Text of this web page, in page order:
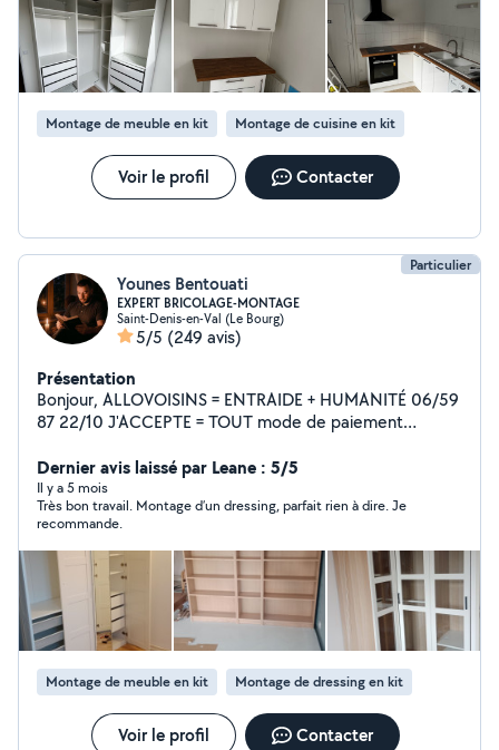
Montage de meuble en kit Montage de cuisine en kit
Voir le profil Contacter
Particulier
Younes Bentouati
EXPERT BRICOLAGE-MONTAGE
Saint-Denis-en-Val (Le Bourg)
5/5 (249 avis)
Présentation
Bonjour, ALLOVOISINS = ENTRAIDE + HUMANITÉ 06/59
87 22/10 J'ACCEPTE = TOUT mode de paiement
RAPIDE**TRAVAIL SOIGNÉ**MATÉRIEL PRO**CHANTIER
NETTOYÉ APRÈS INTERVENTION Je propose : *
monter/démonter tout sorte de meuble, * pose tout
type de carrelage, pavé,dalle (intérieur/extérieur) *
réaliser/installer et fixer placard, dressing et étagère, *
fixer /placer tringles, suspension, décoration,miroir, *
dépanner, changer ou créer des interrupteurs, prises
électriques,lustres * changer/débloquer serrure,
poignet, * travaux extérieurs aussi (terrasse, jardin,abris,
pergola, * débouchage canalisation, * pose lino parquet
et moquette, * clôture (panneaux, grillage, * ET
BEAUCOUP DE CHOSES.... , Suffit de demander. Par
respect/politesse je réponds a tout le monde quoi que
Dernier avis laissé par Leane : 5/5
Il y a 5 mois
Très bon travail. Montage d’un dressing, parfait rien à dire. Je
recommande.
Montage de meuble en kit Montage de dressing en kit
Voir le profil Contacter